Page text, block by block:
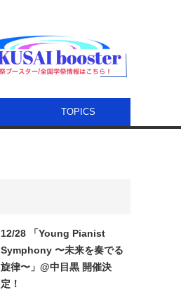
TOPICS
12/28 「Young Pianist
Symphony 〜未来を奏でる
旋律〜」@中目黒 開催決
定！